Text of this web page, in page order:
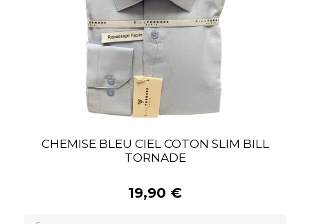
CHEMISE BLEU CIEL COTON SLIM BILL
TORNADE
19,90 €